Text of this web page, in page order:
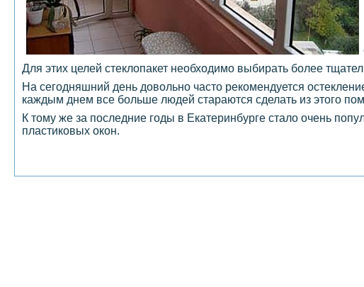
Для этих целей стеклопакет необходимо выбирать более
На сегодняшний день довольно часто рекомендуется
каждым днем все больше людей стараются сделать из этого
К тому же за последние годы в Екатеринбурге стало очень
пластиковых окон.